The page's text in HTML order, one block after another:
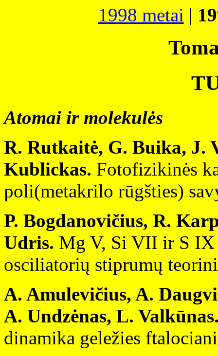
1998 metai |
Atomai ir molekulės
R. Rutkaitė, G. Buika, J.
Kublickas. Fotofizikinės
poli(metakrilo rūgšties)
P. Bogdanovičius, R.
Udris. Mg V, Si VII ir S
osciliatorių stiprumų
A. Amulevičius, A.
A. Undzėnas, L.
dinamika geležies